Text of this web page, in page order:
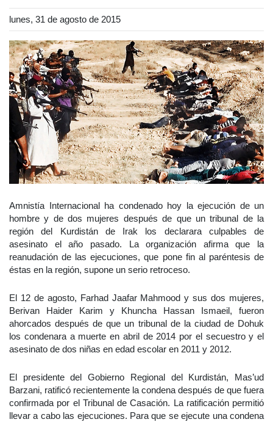
lunes, 31 de agosto de 2015
Amnistía Internacional ha condenado hoy la ejecución de un
hombre y de dos mujeres después de que un tribunal de la
región del Kurdistán de Irak los declarara culpables de
asesinato el año pasado. La organización afirma que la
reanudación de las ejecuciones, que pone fin al paréntesis de
éstas en la región, supone un serio retroceso.
El 12 de agosto, Farhad Jaafar Mahmood y sus dos mujeres,
Berivan Haider Karim y Khuncha Hassan Ismaeil, fueron
ahorcados después de que un tribunal de la ciudad de Dohuk
los condenara a muerte en abril de 2014 por el secuestro y el
asesinato de dos niñas en edad escolar en 2011 y 2012.
El presidente del Gobierno Regional del Kurdistán, Mas’ud
Barzani, ratificó recientemente la condena después de que fuera
confirmada por el Tribunal de Casación. La ratificación permitió
llevar a cabo las ejecuciones. Para que se ejecute una condena